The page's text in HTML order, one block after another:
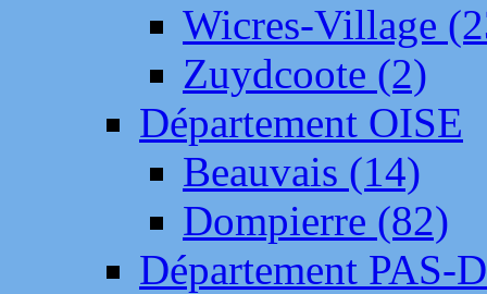
Wicres-Village
Zuydcoote (2)
Département OISE
Beauvais (14)
Dompierre (82)
Département PAS-